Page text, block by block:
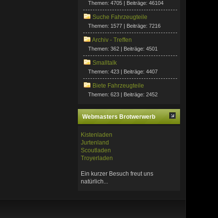
Themen: 4705 | Beiträge: 46104
Suche Fahrzeugteile
Themen: 1577 | Beiträge: 7216
Archiv - Treffen
Themen: 362 | Beiträge: 4501
Smalltalk
Themen: 423 | Beiträge: 4407
Biete Fahrzeugteile
Themen: 623 | Beiträge: 2452
Webmasters Brotwerwerb
Kistenladen
Jurtenland
Scoutladen
Troyerladen
Ein kurzer Besuch freut uns
natürlich...